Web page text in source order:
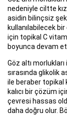
nedeniyle ciltte
asidin bilinçsiz
kullanılabilecek
için topikal C
boyunca devam
Göz altı morlukları
sırasında glikolik
ile beraber topikal
kalıcı bir çözüm
çevresi hassas
daha doğru olur.